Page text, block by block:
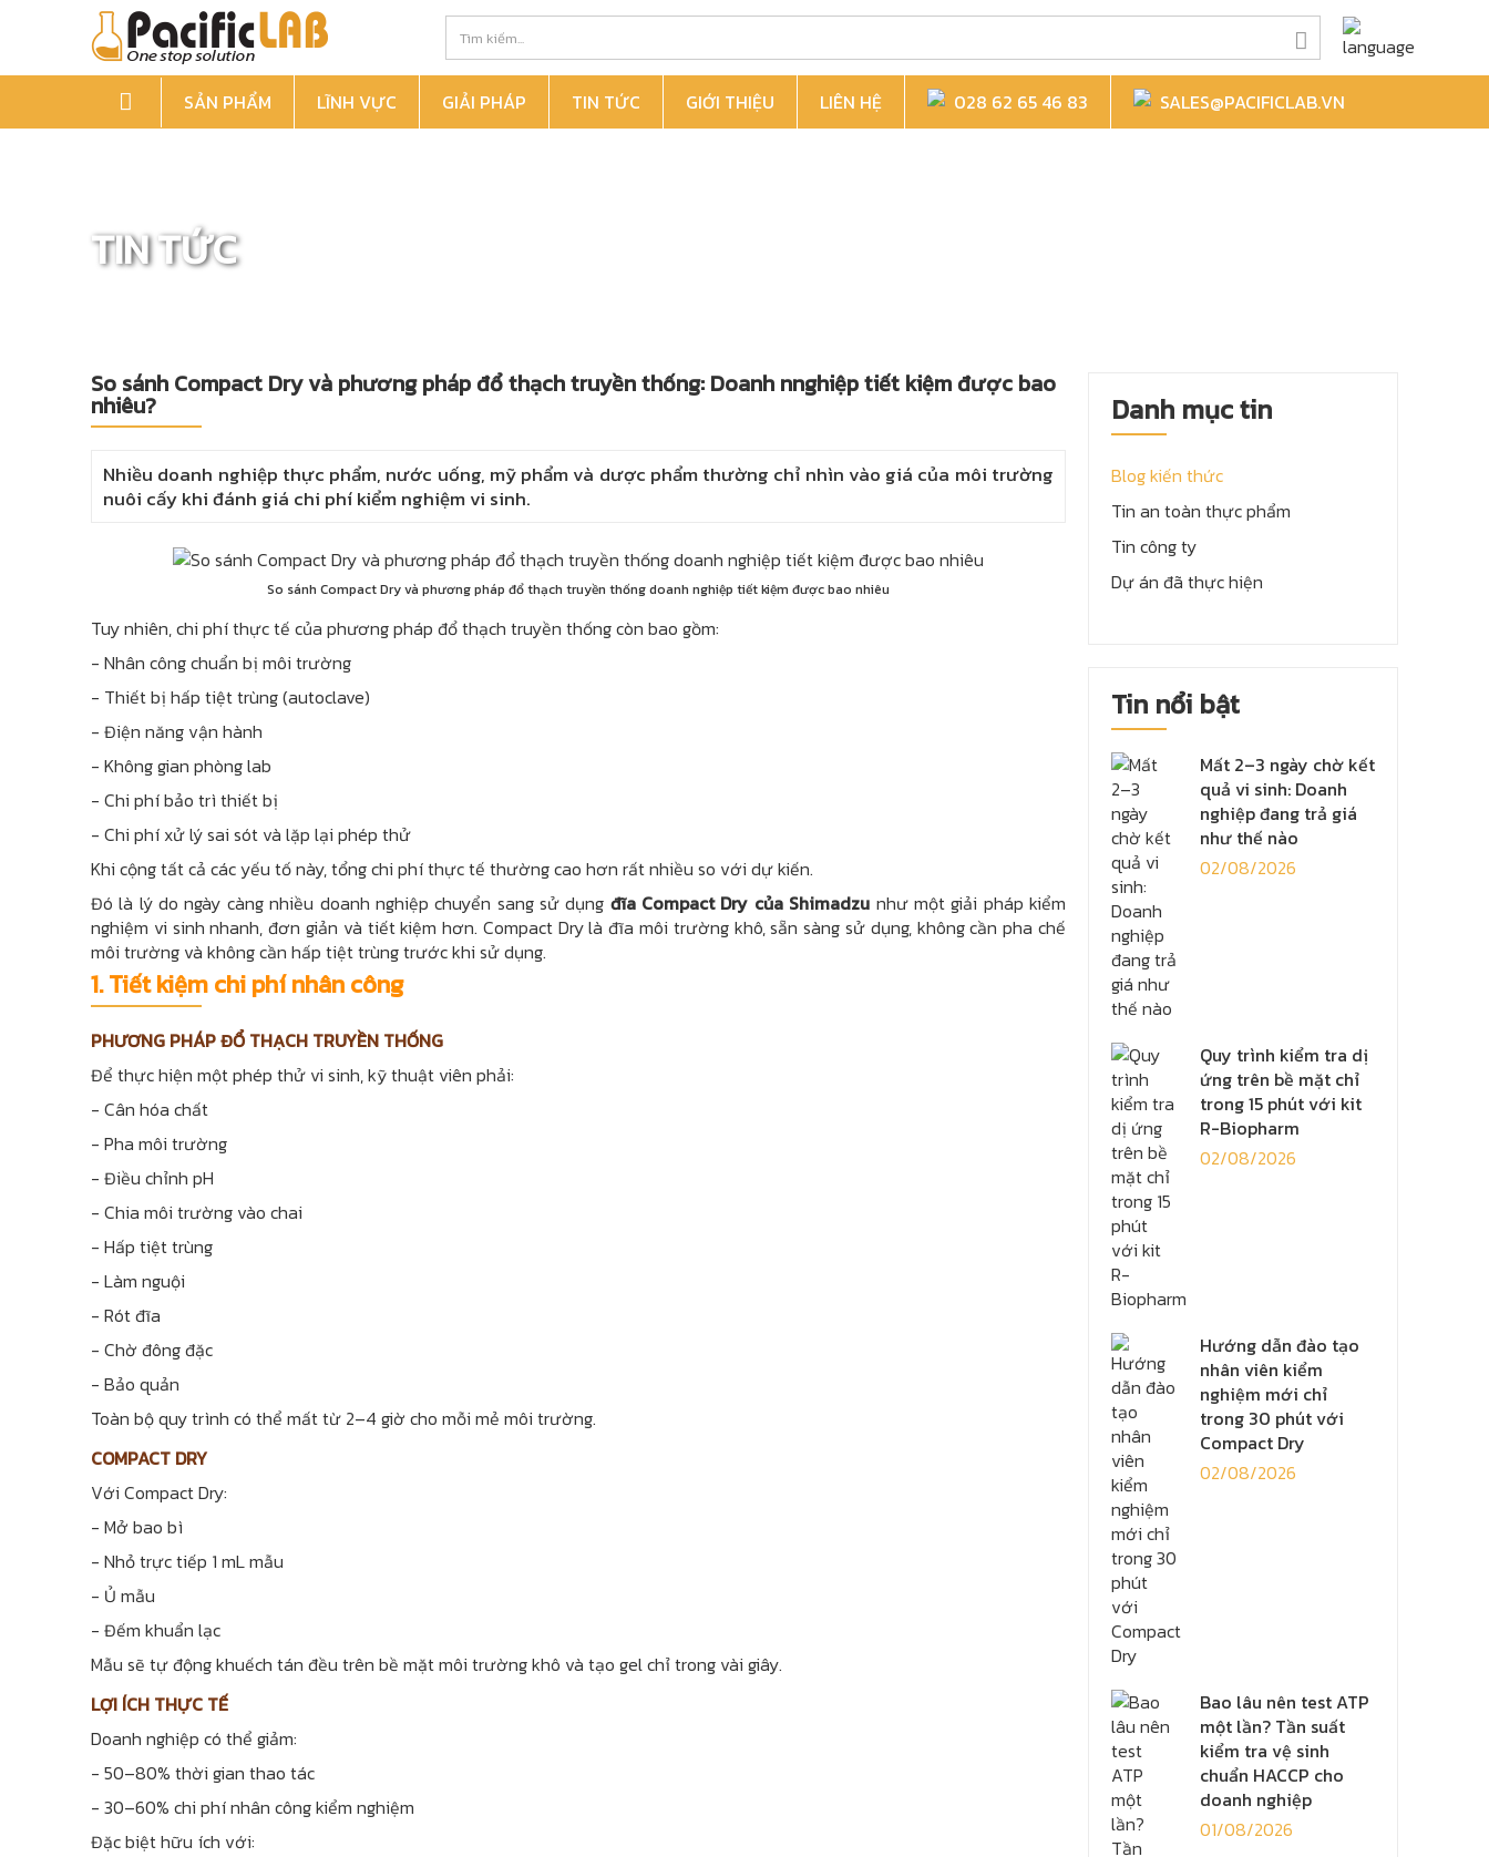
SẢN PHẨM LĨNH VỰC GIẢI PHÁP TIN TỨC GIỚI THIỆU LIÊN HỆ 028 62 65 46 83 SALES@PACIFICLAB.VN
TIN TỨC
So sánh Compact Dry và phương pháp đổ thạch truyền thống: Doanh nnghiệp tiết kiệm được bao
nhiêu?
Nhiều doanh nghiệp thực phẩm, nước uống, mỹ phẩm và dược phẩm thường chỉ nhìn vào giá của môi trường
nuôi cấy khi đánh giá chi phí kiểm nghiệm vi sinh.
So sánh Compact Dry và phương pháp đổ thạch truyền thống doanh nghiệp tiết kiệm được bao nhiêu
Tuy nhiên, chi phí thực tế của phương pháp đổ thạch truyền thống còn bao gồm:
- Nhân công chuẩn bị môi trường
- Thiết bị hấp tiệt trùng (autoclave)
- Điện năng vận hành
- Không gian phòng lab
- Chi phí bảo trì thiết bị
- Chi phí xử lý sai sót và lặp lại phép thử
Khi cộng tất cả các yếu tố này, tổng chi phí thực tế thường cao hơn rất nhiều so với dự kiến.
Đó là lý do ngày càng nhiều doanh nghiệp chuyển sang sử dụng đĩa Compact Dry của Shimadzu như một giải pháp kiểm
nghiệm vi sinh nhanh, đơn giản và tiết kiệm hơn. Compact Dry là đĩa môi trường khô, sẵn sàng sử dụng, không cần pha chế
môi trường và không cần hấp tiệt trùng trước khi sử dụng.
1. Tiết kiệm chi phí nhân công
PHƯƠNG PHÁP ĐỔ THẠCH TRUYỀN THỐNG
Để thực hiện một phép thử vi sinh, kỹ thuật viên phải:
- Cân hóa chất
- Pha môi trường
- Điều chỉnh pH
- Chia môi trường vào chai
- Hấp tiệt trùng
- Làm nguội
- Rót đĩa
- Chờ đông đặc
- Bảo quản
Toàn bộ quy trình có thể mất từ 2–4 giờ cho mỗi mẻ môi trường.
COMPACT DRY
Với Compact Dry:
- Mở bao bì
- Nhỏ trực tiếp 1 mL mẫu
- Ủ mẫu
- Đếm khuẩn lạc
Mẫu sẽ tự động khuếch tán đều trên bề mặt môi trường khô và tạo gel chỉ trong vài giây.
LỢI ÍCH THỰC TẾ
Doanh nghiệp có thể giảm:
- 50–80% thời gian thao tác
- 30–60% chi phí nhân công kiểm nghiệm
Đặc biệt hữu ích với:
Danh mục tin
Blog kiến thức
Tin an toàn thực phẩm
Tin công ty
Dự án đã thực hiện
Tin nổi bật
Mất 2–3 ngày chờ kết
quả vi sinh: Doanh
nghiệp đang trả giá
như thế nào
02/08/2026
Quy trình kiểm tra dị
ứng trên bề mặt chỉ
trong 15 phút với kit
R-Biopharm
02/08/2026
Hướng dẫn đào tạo
nhân viên kiểm
nghiệm mới chỉ
trong 30 phút với
Compact Dry
02/08/2026
Bao lâu nên test ATP
một lần? Tần suất
kiểm tra vệ sinh
chuẩn HACCP cho
doanh nghiệp
01/08/2026